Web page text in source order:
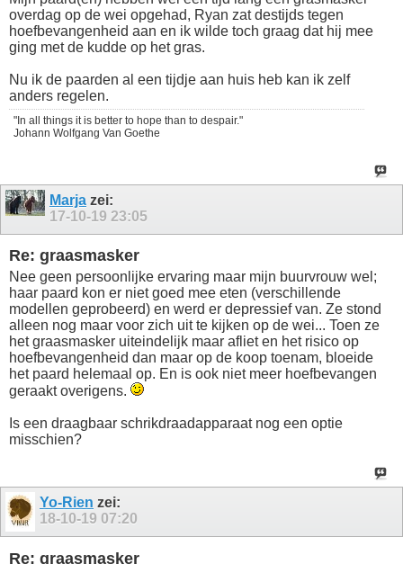
overdag op de wei opgehad, Ryan zat destijds tegen
hoefbevangenheid aan en ik wilde toch graag dat hij mee
ging met de kudde op het gras.
Nu ik de paarden al een tijdje aan huis heb kan ik zelf
anders regelen.
"In all things it is better to hope than to despair."
Johann Wolfgang Van Goethe
Marja zei:
17-10-19 23:05
Re: graasmasker
Nee geen persoonlijke ervaring maar mijn buurvrouw wel;
haar paard kon er niet goed mee eten (verschillende
modellen geprobeerd) en werd er depressief van. Ze stond
alleen nog maar voor zich uit te kijken op de wei... Toen ze
het graasmasker uiteindelijk maar afliet en het risico op
hoefbevangenheid dan maar op de koop toenam, bloeide
het paard helemaal op. En is ook niet meer hoefbevangen
geraakt overigens.
Is een draagbaar schrikdraadapparaat nog een optie
misschien?
Yo-Rien zei:
18-10-19 07:20
Re: graasmasker